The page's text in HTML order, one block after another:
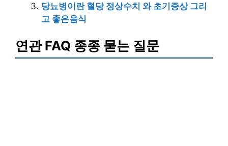
당뇨병이란 혈당 정상수치 와 초기증상 그리
고 좋은음식
연관 FAQ 종종 묻는 질문